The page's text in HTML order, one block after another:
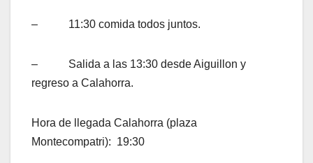
– 11:30 comida todos juntos.
– Salida a las 13:30 desde Aiguillon y
regreso a Calahorra.
Hora de llegada Calahorra (plaza
Montecompatri): 19:30